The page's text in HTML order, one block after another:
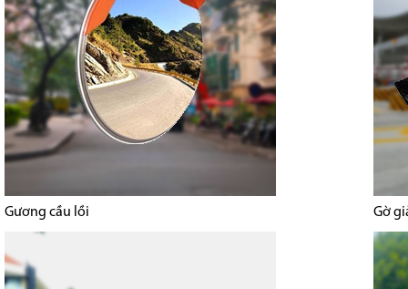
Gương cầu lồi Gờ